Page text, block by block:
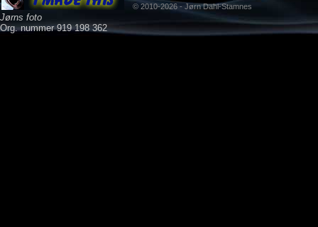
Jørns foto
Org. nummer 919 198 362
© 2010-2026 - Jørn Dahl-Stamnes